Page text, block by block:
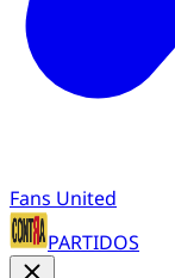
Fans United
PARTIDOS